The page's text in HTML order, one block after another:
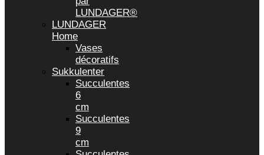
LUNDAGER®
LUNDAGER
Home
Vases
décoratifs
Sukkulenter
Succulentes
6
cm
Succulentes
9
cm